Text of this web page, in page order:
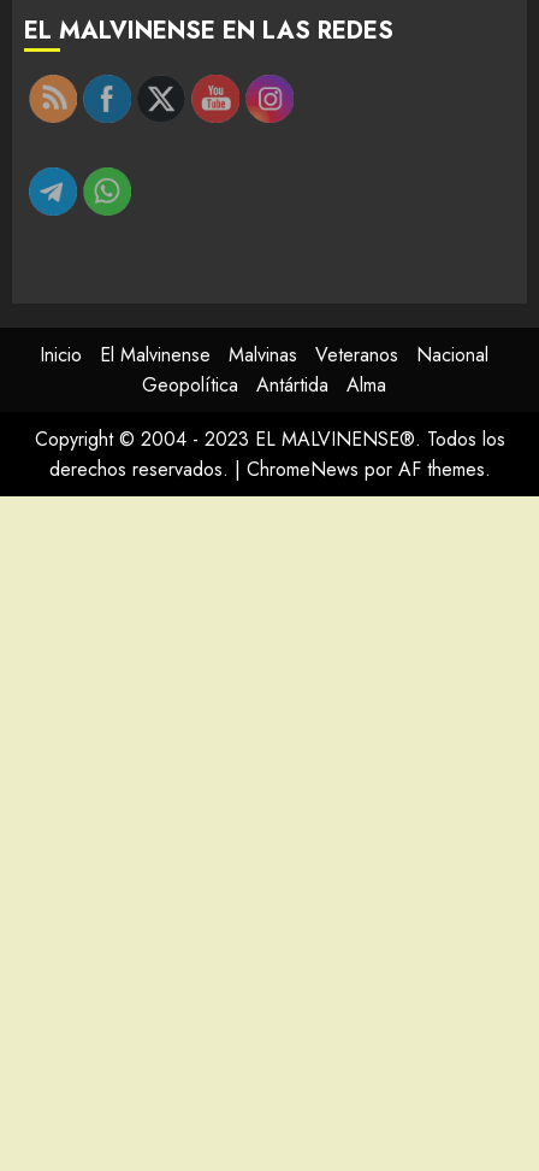
EL MALVINENSE EN LAS REDES
Inicio El Malvinense Malvinas Veteranos
Nacional
Geopolítica
Antártida
Alma
Copyright © 2004 - 2023 EL MALVINENSE®. Todos los
derechos reservados. | ChromeNews por AF themes.